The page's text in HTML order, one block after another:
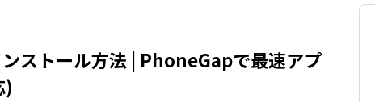
ストール方法 | PhoneGapで最速アプ
)